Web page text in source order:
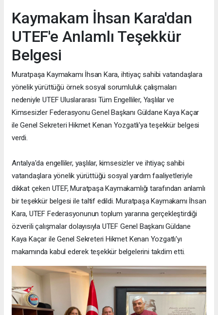
Kaymakam İhsan Kara'dan
UTEF'e Anlamlı Teşekkür
Belgesi
Muratpaşa Kaymakamı İhsan Kara, ihtiyaç sahibi vatandaşlara
yönelik yürüttüğü örnek sosyal sorumluluk çalışmaları
nedeniyle UTEF Uluslararası Tüm Engelliler, Yaşlılar ve
Kimsesizler Federasyonu Genel Başkanı Güldane Kaya Kaçar
ile Genel Sekreteri Hikmet Kenan Yozgatlı'ya teşekkür belgesi
verdi.
Antalya'da engelliler, yaşlılar, kimsesizler ve ihtiyaç sahibi
vatandaşlara yönelik yürüttüğü sosyal yardım faaliyetleriyle
dikkat çeken UTEF, Muratpaşa Kaymakamlığı tarafından anlamlı
bir teşekkür belgesi ile taltif edildi. Muratpaşa Kaymakamı İhsan
Kara, UTEF Federasyonunun toplum yararına gerçekleştirdiği
özverili çalışmalar dolayısıyla UTEF Genel Başkanı Güldane
Kaya Kaçar ile Genel Sekreteri Hikmet Kenan Yozgatlı'yı
makamında kabul ederek teşekkür belgelerini takdim etti.